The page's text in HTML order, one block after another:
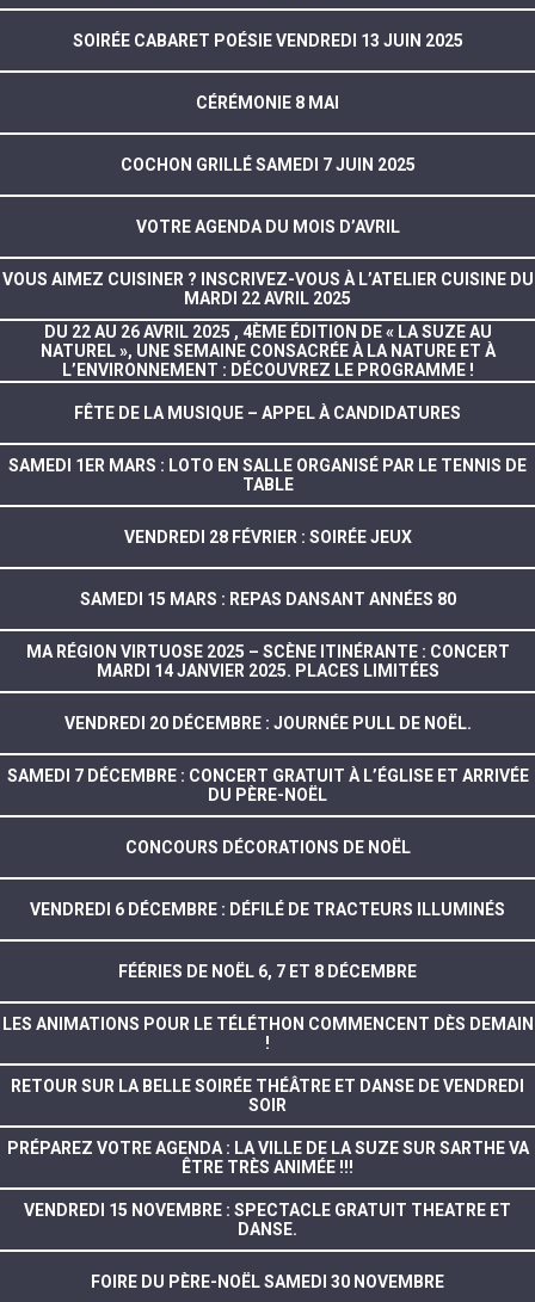
SOIRÉE CABARET POÉSIE VENDREDI 13 JUIN 2025
CÉRÉMONIE 8 MAI
COCHON GRILLÉ SAMEDI 7 JUIN 2025
VOTRE AGENDA DU MOIS D’AVRIL
VOUS AIMEZ CUISINER ? INSCRIVEZ-VOUS À L’ATELIER CUISINE DU
MARDI 22 AVRIL 2025
DU 22 AU 26 AVRIL 2025 , 4ÈME ÉDITION DE « LA SUZE AU
NATUREL », UNE SEMAINE CONSACRÉE À LA NATURE ET À
L’ENVIRONNEMENT : DÉCOUVREZ LE PROGRAMME !
FÊTE DE LA MUSIQUE – APPEL À CANDIDATURES
SAMEDI 1ER MARS : LOTO EN SALLE ORGANISÉ PAR LE TENNIS DE
TABLE
VENDREDI 28 FÉVRIER : SOIRÉE JEUX
SAMEDI 15 MARS : REPAS DANSANT ANNÉES 80
MA RÉGION VIRTUOSE 2025 – SCÈNE ITINÉRANTE : CONCERT
MARDI 14 JANVIER 2025. PLACES LIMITÉES
VENDREDI 20 DÉCEMBRE : JOURNÉE PULL DE NOËL.
SAMEDI 7 DÉCEMBRE : CONCERT GRATUIT À L’ÉGLISE ET ARRIVÉE
DU PÈRE-NOËL
CONCOURS DÉCORATIONS DE NOËL
VENDREDI 6 DÉCEMBRE : DÉFILÉ DE TRACTEURS ILLUMINÉS
FÉÉRIES DE NOËL 6, 7 ET 8 DÉCEMBRE
LES ANIMATIONS POUR LE TÉLÉTHON COMMENCENT DÈS DEMAIN
!
RETOUR SUR LA BELLE SOIRÉE THÉÂTRE ET DANSE DE VENDREDI
SOIR
PRÉPAREZ VOTRE AGENDA : LA VILLE DE LA SUZE SUR SARTHE VA
ÊTRE TRÈS ANIMÉE !!!
VENDREDI 15 NOVEMBRE : SPECTACLE GRATUIT THEATRE ET
DANSE.
FOIRE DU PÈRE-NOËL SAMEDI 30 NOVEMBRE